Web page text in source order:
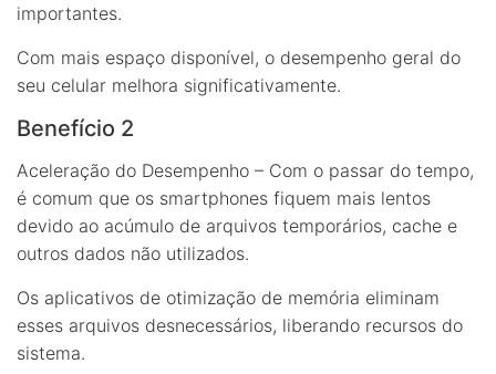
importantes.
Com mais espaço disponível, o desempenho geral do
seu celular melhora significativamente.
Benefício 2
Aceleração do Desempenho – Com o passar do tempo,
é comum que os smartphones fiquem mais lentos
devido ao acúmulo de arquivos temporários, cache e
outros dados não utilizados.
Os aplicativos de otimização de memória eliminam
esses arquivos desnecessários, liberando recursos do
sistema.